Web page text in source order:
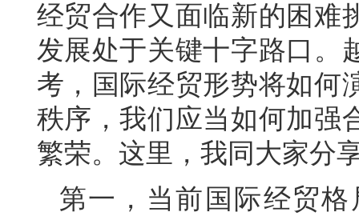
经贸合作又面临新的困难
发展处于关键十字路口。
考，国际经贸形势将如何
秩序，我们应当如何加强
繁荣。这里，我同大家分
第一，当前国际经贸